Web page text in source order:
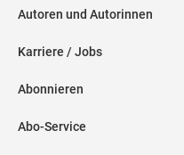
Autoren und Autorinnen
Karriere / Jobs
Abonnieren
Abo-Service